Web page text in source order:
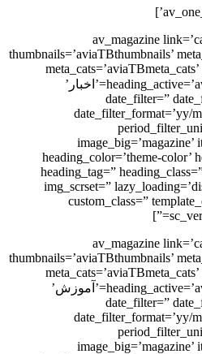
[av_magazine
heading_active=’aviaTBheading_active’ heading=’اخبار’
heading_color=’theme-
heading_tag=”
img_scrset=”
custom_class=”
[av_magazine
heading_active=’aviaTBheading_active’ heading=’آموزش’